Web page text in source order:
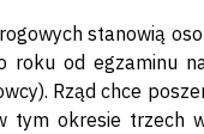
stanowią
roku od egzaminu
Rząd chce
okresie trzech